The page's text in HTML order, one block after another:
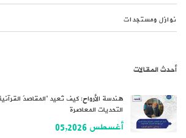
نوازل ومستجدات
أحدث المقالات
هندسة الأرواح: كيف تُعيد “المقاصدُ
التحديات المعاصرة
أغسطس 05,2026